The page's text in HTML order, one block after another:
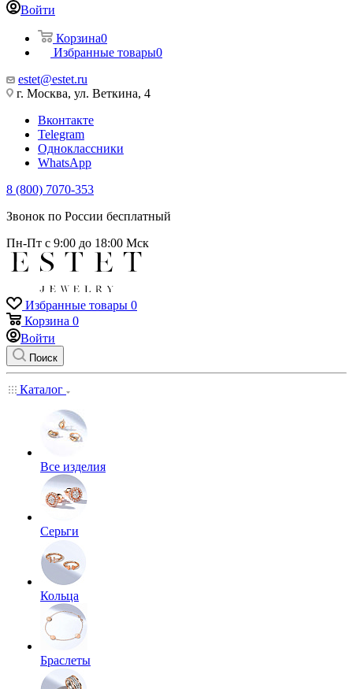
Войти
Корзина0
Избранные товары0
estet@estet.ru
г. Москва, ул. Веткина, 4
Вконтакте
Telegram
Одноклассники
WhatsApp
8 (800) 7070-353
Звонок по России бесплатный
Пн-Пт с 9:00 до 18:00 Мск
Избранные товары 0
Корзина 0
Войти
Поиск
Каталог
Все изделия
Серьги
Кольца
Браслеты